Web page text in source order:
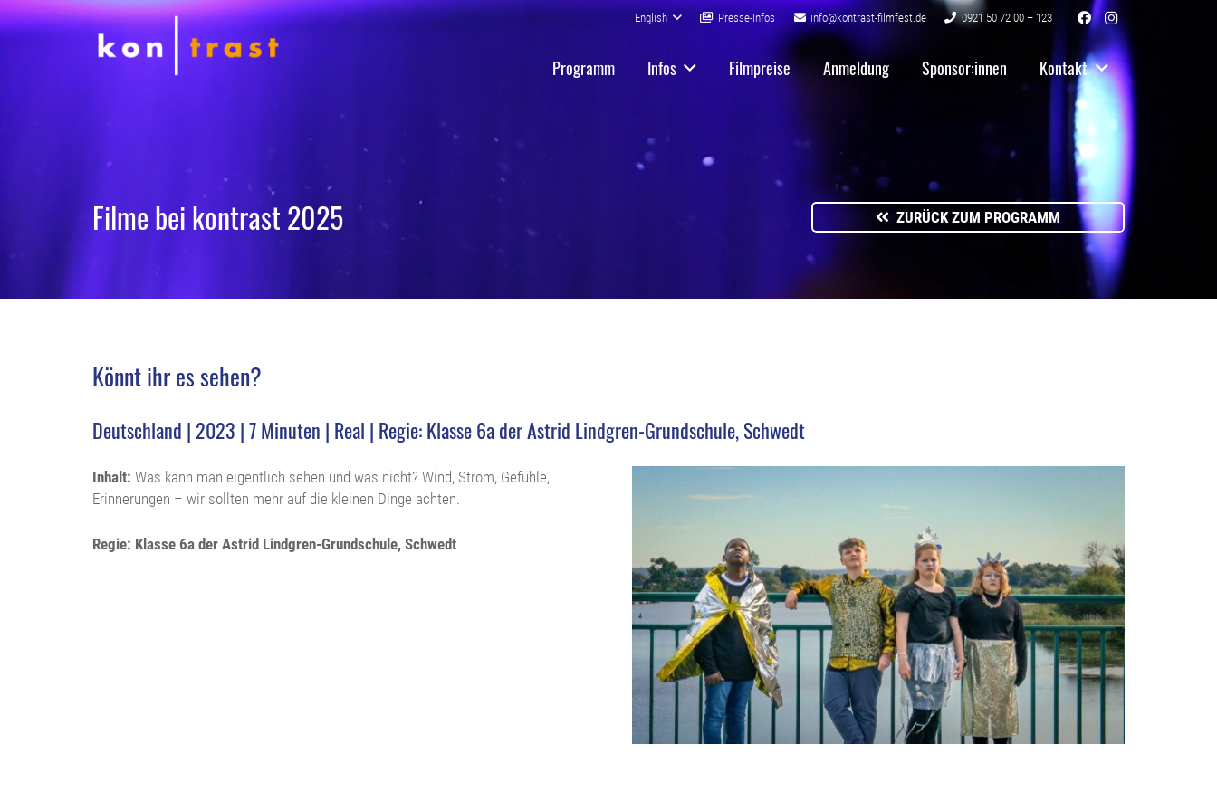
English Presse-Infos info@kontrast-filmfest.de 0921 50 72 00 – 123
Programm Infos Filmpreise Anmeldung Sponsor:innen Kontakt
Filme bei kontrast 2025 ZURÜCK ZUM PROGRAMM
Könnt ihr es sehen?
Deutschland | 2023 | 7 Minuten | Real | Regie: Klasse 6a der Astrid Lindgren-Grundschule, Schwedt
Inhalt: Was kann man eigentlich sehen und was nicht? Wind, Strom, Gefühle,
Erinnerungen – wir sollten mehr auf die kleinen Dinge achten.
Regie: Klasse 6a der Astrid Lindgren-Grundschule, Schwedt